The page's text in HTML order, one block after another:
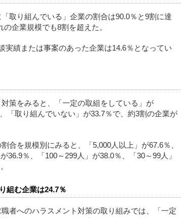
取り組んでいる」企業の割合は90.0％と9割に達
企業規模でも8割を超えた。
実績または事案のあった企業は14.6％となってい
策をみると、「一定の取組をしている」が
「取り組んでいない」が33.7％で、約3割の企業が
合を規模別にみると、「5,000人以上」が67.6％、
36.9％、「100～299人」が38.0％、「30～99人」
組む企業は24.7％
者へのハラスメント対策の取り組みでは、「一定